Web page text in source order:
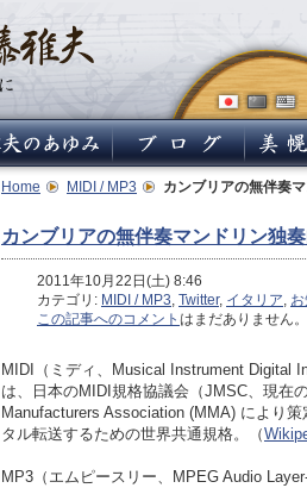
Home MIDI / MP3 カンブリアの無伴奏
カンブリアの無伴奏マンドリン独
2011年10月22日(土) 8:46
カテゴリ: MIDI / MP3, Twitter, イタリア,
この記事へのコメント はまだありません。
MIDI（ミディ、Musical Instrument Digital
は、日本のMIDI規格協議会（JMSC、現在
Manufacturers Association (MMA) により
タル転送するための世界共通規格。（
MP3（エムピースリー、MPEG Audio